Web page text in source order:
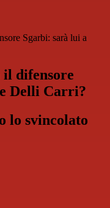
Sgarbi: sarà lui a
difensore
Delli Carri?
lo svincolato